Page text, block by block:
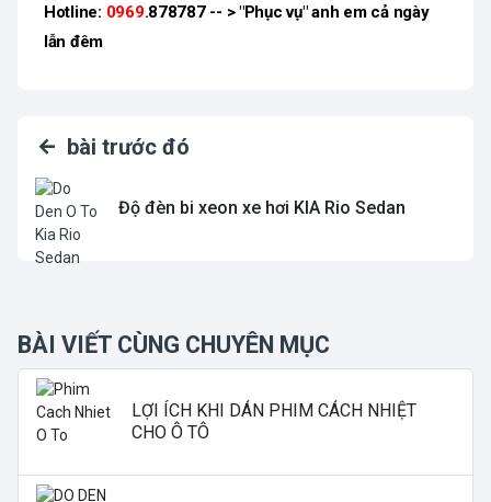
Hotline: 0969.878787 -- > "Phục vụ" anh em cả ngày
lẫn đêm
bài trước đó
Độ đèn bi xeon xe hơi KIA Rio Sedan
BÀI VIẾT CÙNG CHUYÊN MỤC
LỢI ÍCH KHI DÁN PHIM CÁCH NHIỆT
CHO Ô TÔ